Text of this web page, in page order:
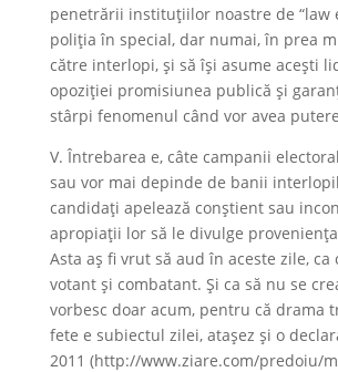
penetrării instituţiilor noastre de “law
poliția în special, dar numai, în prea
către interlopi, şi să îşi asume aceşti
opoziţiei promisiunea publică şi
stârpi fenomenul când vor avea
V. Întrebarea e, câte campanii
sau vor mai depinde de banii
candidaţi apelează conştient sau
apropiaţii lor să le divulge
Asta aş fi vrut să aud în aceste zile, ca
votant şi combatant. Şi ca să nu se
vorbesc doar acum, pentru că drama
fete e subiectul zilei, ataşez şi o
2011 (http://www.ziare.com/predoiu/